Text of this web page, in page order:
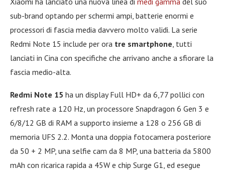
sub-brand optando per schermi ampi, batterie enormi e
processori di fascia media davvero molto validi. La serie
Redmi Note 15 include per ora tre smartphone, tutti
lanciati in Cina con specifiche che arrivano anche a sfiorare la
fascia medio-alta.
Redmi Note 15 ha un display Full HD+ da 6,77 pollici con
refresh rate a 120 Hz, un processore Snapdragon 6 Gen 3 e
6/8/12 GB di RAM a supporto insieme a 128 o 256 GB di
memoria UFS 2.2. Monta una doppia fotocamera posteriore
da 50 + 2 MP, una selfie cam da 8 MP, una batteria da 5800
mAh con ricarica rapida a 45W e chip Surge G1, ed esegue